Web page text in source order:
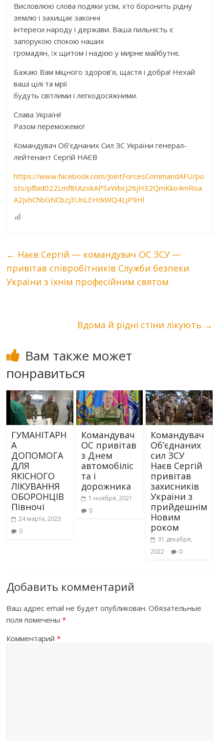
Висловлюю слова подяки усім, хто боронить рідну
землю і захищає законні
інтереси народу і держави. Ваша пильність є
запорукою спокою наших
громадян, їх щитом і надією у мирне майбутнє.
Бажаю Вам міцного здоров’я, щастя і добра! Нехай
ваші цілі та мрії
будуть світлими і легкодосяжними.
Слава Україні!
Разом переможемо!
Командувач Об’єднаних Сил ЗС України генерал-
лейтенант Сергій НАЄВ
https://www.facebook.com/JointForcesCommandAFU/po
sts/pfbid022Lmf8tAzokAPSxWbcj26jH32QmKko4mRoa
A2jvhChbGNCbzj3UnLEHtkWQ4LjP9Hl
← Наєв Сергій — командувач ОС ЗСУ —
привітав співробітників Служби безпеки
України з їхнім професійним святом
Вдома й рідні стіни лікують →
Вам также может
понравиться
ГУМАНІТАРН
А
ДОПОМОГА
ДЛЯ
ЯКІСНОГО
ЛІКУВАННЯ
ОБОРОНЦІВ
Півночі
24 марта, 2023
0
Командувач
ОС привітав
з Днем
автомобіліс
та і
дорожника
1 ноября, 2021
0
Командувач
Об’єднаних
сил ЗСУ
Наєв Сергій
привітав
захисників
України з
прийдешнім
Новим
роком
31 декабря,
2022
0
Добавить комментарий
Ваш адрес email не будет опубликован. Обязательные
поля помечены*
Комментарий*